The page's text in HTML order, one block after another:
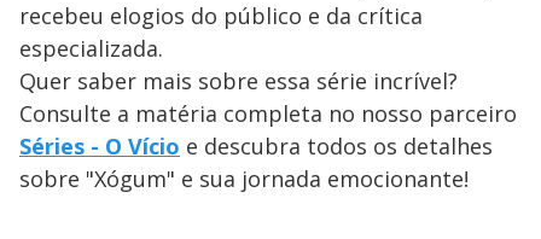
recebeu elogios do público e da crítica
especializada.
Quer saber mais sobre essa série incrível?
Consulte a matéria completa no nosso parceiro
Séries - O Vício e descubra todos os detalhes
sobre "Xógum" e sua jornada emocionante!